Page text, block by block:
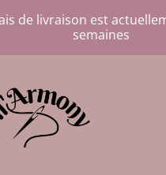
de livraison est
semaines